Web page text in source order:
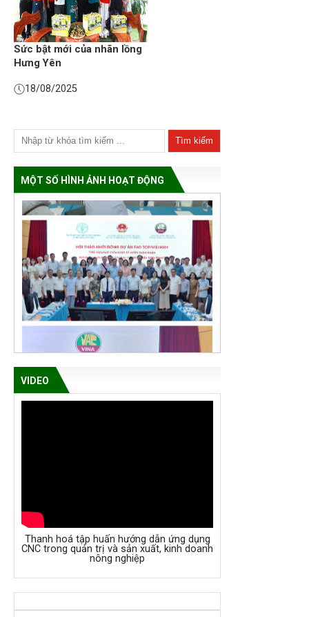
Sức bật mới của nhãn lồng
Hưng Yên
18/08/2025
MỘT SỐ HÌNH ẢNH HOẠT ĐỘNG
VIDEO
Thanh hoá tập huấn hướng dẫn ứng dụng
CNC trong quản trị và sản xuất, kinh doanh
nông nghiệp